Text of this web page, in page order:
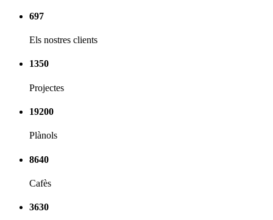
697
Els nostres clients
1350
Projectes
19200
Plànols
8640
Cafès
3630